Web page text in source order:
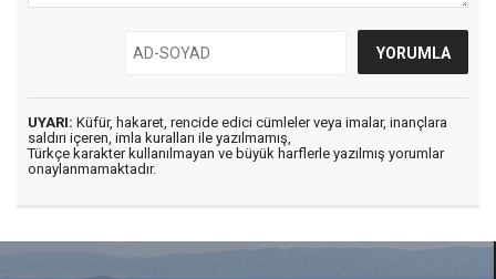
UYARI: Küfür, hakaret, rencide edici cümleler veya imalar, inançlara
saldırı içeren, imla kuralları ile yazılmamış,
Türkçe karakter kullanılmayan ve büyük harflerle yazılmış yorumlar
onaylanmamaktadır.